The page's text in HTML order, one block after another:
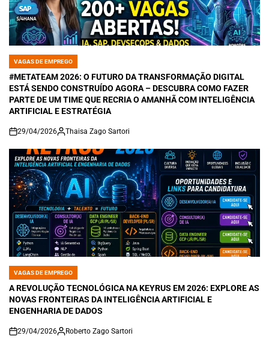
POSTED
IN
VAGAS DE EMPREGO
#METATEAM 2026: O FUTURO DA TRANSFORMAÇÃO DIGITAL
ESTÁ SENDO CONSTRUÍDO AGORA – DESCUBRA COMO FAZER
PARTE DE UM TIME QUE RECRIA O AMANHÃ COM INTELIGÊNCIA
ARTIFICIAL E ESTRATÉGIA
on
29/04/2026 Thaisa Zago Sartori
POSTED
IN
VAGAS DE EMPREGO
A REVOLUÇÃO TECNOLÓGICA NA KEYRUS EM 2026: EXPLORE AS
NOVAS FRONTEIRAS DA INTELIGÊNCIA ARTIFICIAL E
ENGENHARIA DE DADOS
on
29/04/2026 Roberto Zago Sartori